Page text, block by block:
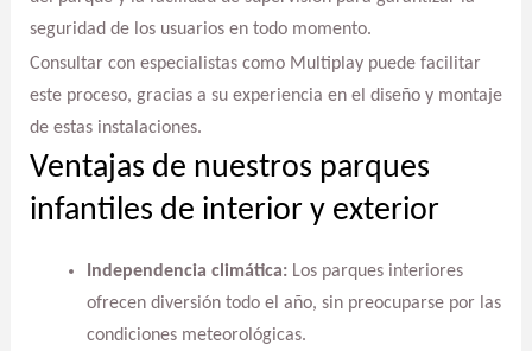
seguridad de los usuarios en todo momento.
Consultar con especialistas como Multiplay puede facilitar
este proceso, gracias a su experiencia en el diseño y montaje
de estas instalaciones.
Ventajas de nuestros parques
infantiles de interior y exterior
Independencia climática:Los parques interiores
ofrecen diversión todo el año, sin preocuparse por las
condiciones meteorológicas.